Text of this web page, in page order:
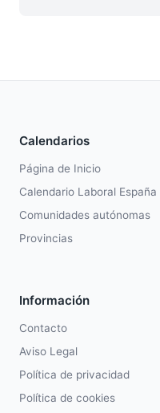
Calendarios
Página de Inicio
Calendario Laboral España
Comunidades autónomas
Provincias
Información
Contacto
Aviso Legal
Política de privacidad
Política de cookies